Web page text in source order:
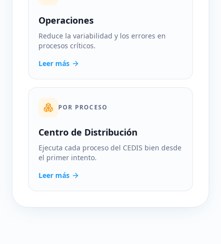
Operaciones
Reduce la variabilidad y los errores en
procesos críticos.
Leer más
POR PROCESO
Centro de Distribución
Ejecuta cada proceso del CEDIS bien desde
el primer intento.
Leer más